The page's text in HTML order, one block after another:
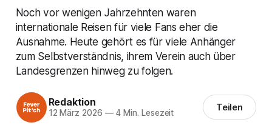
Noch vor wenigen Jahrzehnten waren
internationale Reisen für viele Fans eher die
Ausnahme. Heute gehört es für viele Anhänger
zum Selbstverständnis, ihrem Verein auch über
Landesgrenzen hinweg zu folgen.
Redaktion
12 März 2026 —4 Min. Lesezeit Teilen